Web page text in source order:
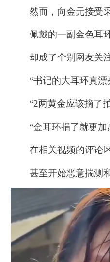
然而，向金元接受
佩戴的一副金色耳
却成了个别网友关
“书记的大耳环真漂
“2两黄金应该摘了
“金耳环捐了就更加
在相关视频的评论
甚至开始恶意揣测